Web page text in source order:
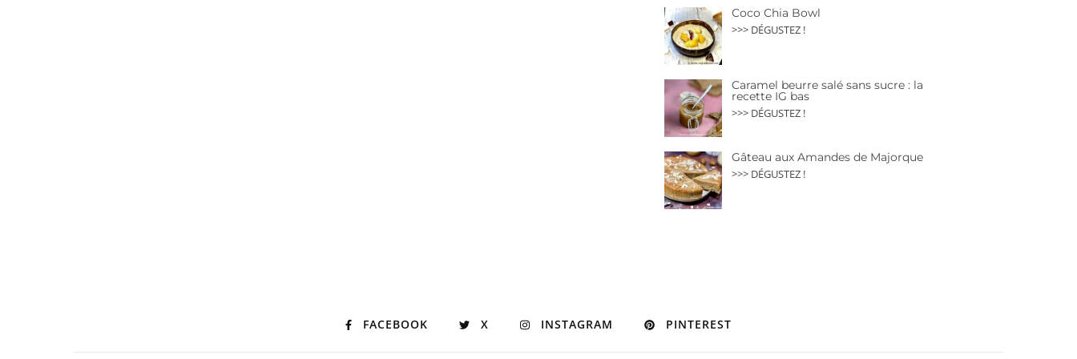
Coco Chia Bowl
>>> DÉGUSTEZ !
Caramel beurre salé sans sucre : la
recette IG bas
>>> DÉGUSTEZ !
Gâteau aux Amandes de Majorque
>>> DÉGUSTEZ !
FACEBOOK X INSTAGRAM PINTEREST